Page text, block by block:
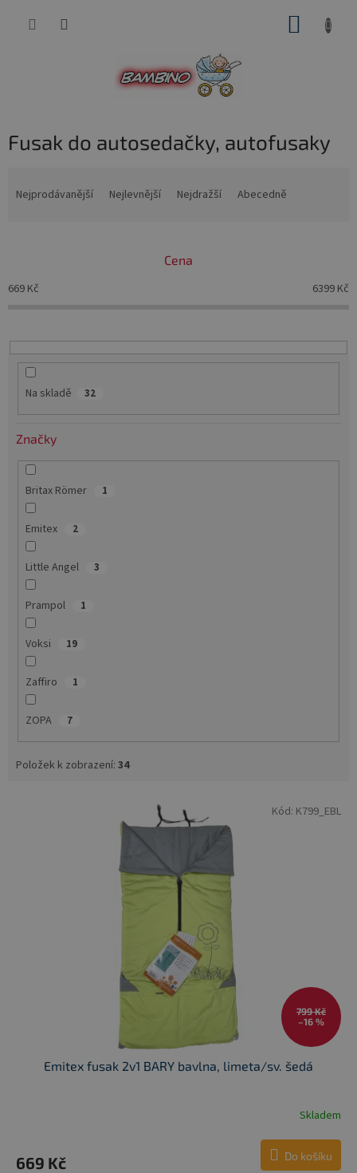
Fusak do autosedačky, autofusaky
p
r
u
Nejprodávanější Nejlevnější Nejdražší Abecedně
Cena
669 Kč 6399 Kč
Na skladě 32
Značky
Britax Römer 1
Emitex 2
Little Angel 3
Prampol 1
Voksi 19
Zaffiro 1
ZOPA 7
Položek k zobrazení: 34
799 Kč
–16 %
Emitex fusak 2v1 BARY bavlna, limeta/sv. šedá
Skladem
669 Kč Do košíku
Kód: K799_EBL